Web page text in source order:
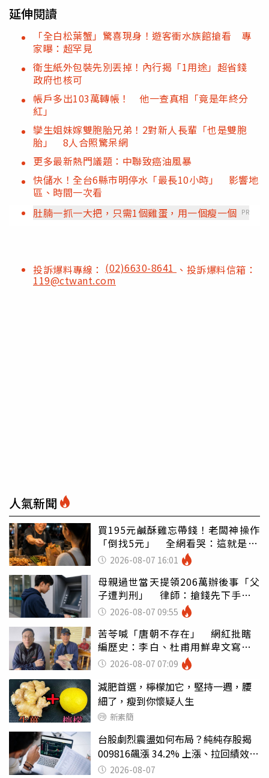
延伸閱讀
「全白松葉蟹」驚喜現身！遊客衝水族館搶看 專
家曝：超罕見
衛生紙外包裝先別丟掉！內行揭「1用途」超省錢
政府也核可
帳戶多出103萬轉帳！ 他一查真相「竟是年終分
紅」
孿生姐妹嫁雙胞胎兄弟！2對新人長輩「也是雙胞
胎」 8人合照驚呆網
更多最新熱門議題：中聯致癌油風暴
快儲水！全台6縣市明停水「最長10小時」 影響地
區、時間一次看
肚腩一抓一大把，只需1個雞蛋，用一個瘦一個 PR
投訴爆料專線： (02)6630-8641 、投訴爆料信箱：
119@ctwant.com
人氣新聞
買195元鹹酥雞忘帶錢！老闆神操作
「倒找5元」 全網看哭：這就是台
灣 2026-08-07 16:01
母親過世當天提領206萬辦後事「父
子遭判刑」 律師：搶錢先下手是
罪 2026-08-07 09:55
苦苓喊「唐朝不存在」 網紅批瞎
編歷史：李白、杜甫用鮮卑文寫
詩？2026-08-07 07:09
減肥首選，檸檬加它，堅持一週，腰
細了，瘦到你懷疑人生
新素簡
台股劇烈震盪如何布局？純純存股揭
009816飆漲 34.2% 上漲、拉回績效勝
主動式ETF
2026-08-07